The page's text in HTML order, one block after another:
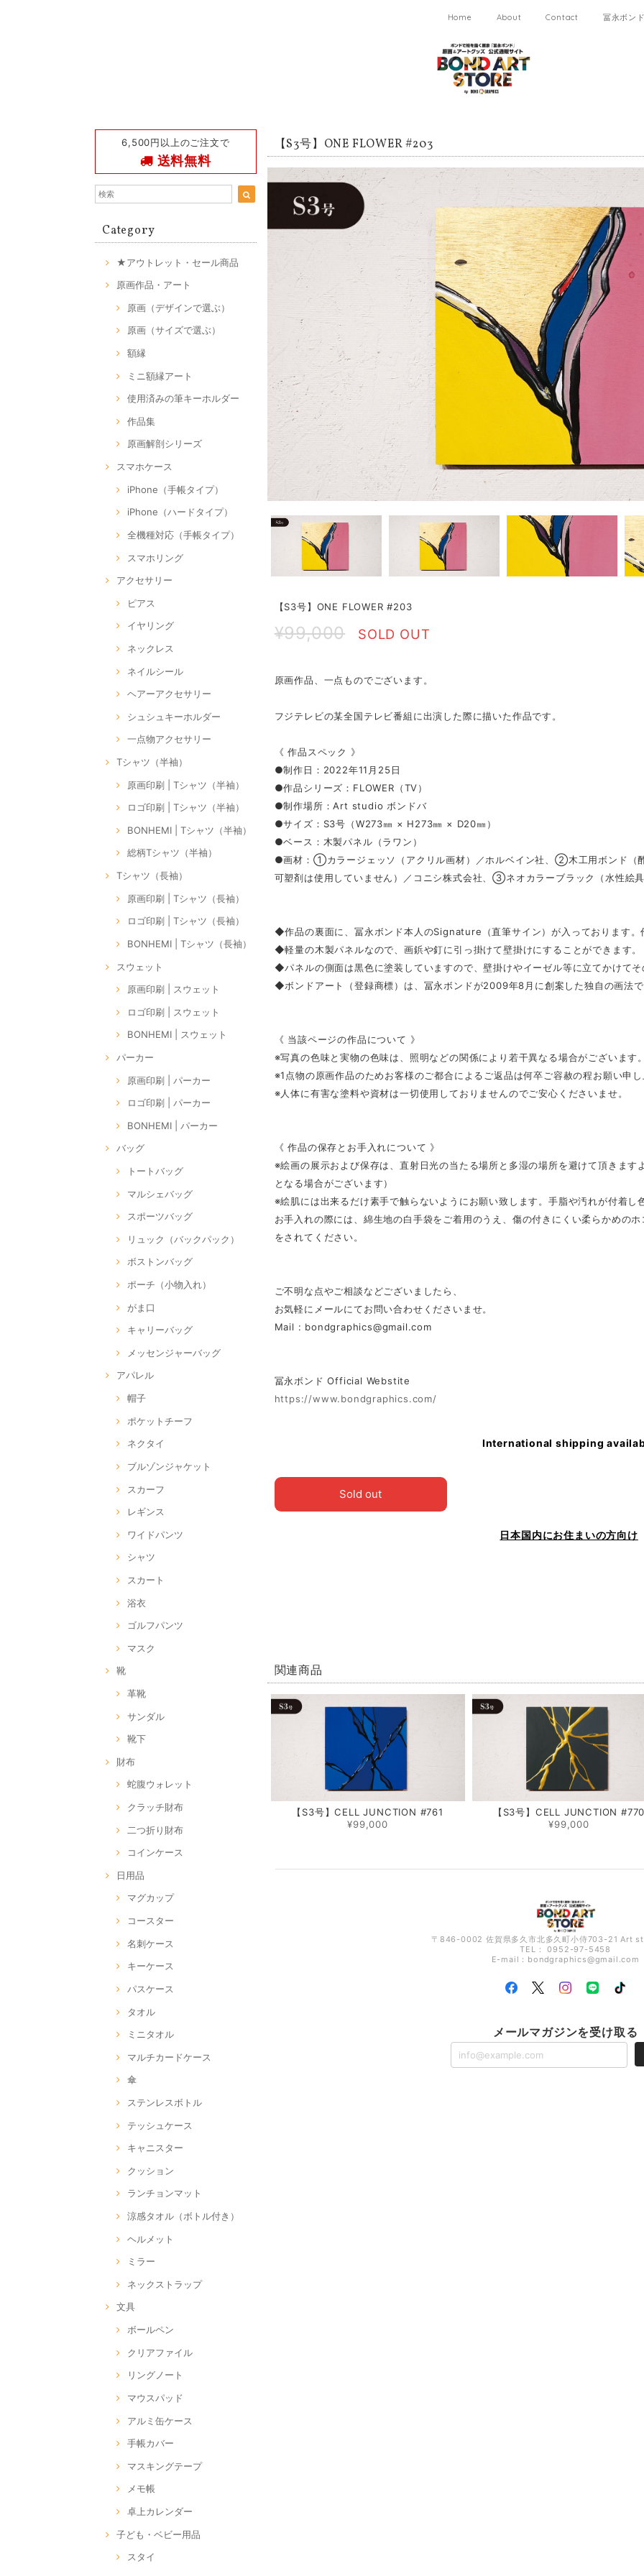
Home About Contact 冨永ボン
6,500円以上のご注文で
送料無料
Category
★アウトレット・セール商品
原画作品・アート
原画（デザインで選ぶ）
原画（サイズで選ぶ）
額縁
ミニ額縁アート
使用済みの筆キーホルダー
作品集
原画解剖シリーズ
スマホケース
iPhone（手帳タイプ）
iPhone（ハードタイプ）
全機種対応（手帳タイプ）
スマホリング
アクセサリー
ピアス
イヤリング
ネックレス
ネイルシール
ヘアーアクセサリー
シュシュキーホルダー
一点物アクセサリー
Tシャツ（半袖）
原画印刷 | Tシャツ（半袖）
ロゴ印刷 | Tシャツ（半袖）
BONHEMI | Tシャツ（半袖）
総柄Tシャツ（半袖）
Tシャツ（長袖）
原画印刷 | Tシャツ（長袖）
ロゴ印刷 | Tシャツ（長袖）
BONHEMI | Tシャツ（長袖）
スウェット
原画印刷 | スウェット
ロゴ印刷 | スウェット
BONHEMI | スウェット
パーカー
原画印刷 | パーカー
ロゴ印刷 | パーカー
BONHEMI | パーカー
バッグ
トートバッグ
マルシェバッグ
スポーツバッグ
リュック（バックパック）
ボストンバッグ
ポーチ（小物入れ）
がま口
キャリーバッグ
メッセンジャーバッグ
アパレル
帽子
ポケットチーフ
ネクタイ
ブルゾンジャケット
スカーフ
レギンス
ワイドパンツ
シャツ
スカート
浴衣
ゴルフパンツ
マスク
靴
革靴
サンダル
靴下
財布
蛇腹ウォレット
クラッチ財布
二つ折り財布
コインケース
日用品
マグカップ
コースター
名刺ケース
キーケース
パスケース
タオル
ミニタオル
マルチカードケース
傘
ステンレスボトル
テッシュケース
キャニスター
クッション
ランチョンマット
涼感タオル（ボトル付き）
ヘルメット
ミラー
ネックストラップ
文具
ボールペン
クリアファイル
リングノート
マウスパッド
アルミ缶ケース
手帳カバー
マスキングテープ
メモ帳
卓上カレンダー
子ども・ベビー用品
スタイ
【S3号】ONE FLOWER #203
【S3号】ONE FLOWER #203
¥99,000 SOLD OUT
原画作品、一点ものでございます。
フジテレビの某全国テレビ番組に出演した際に描いた作品です。
《 作品スペック 》
●制作日：2022年11月25日
●作品シリーズ：FLOWER（TV）
●制作場所：Art studio ボンドバ
●サイズ：S3号（W273㎜ × H273㎜ × D20㎜）
●ベース：木製パネル（ラワン）
●画材：①カラージェッソ（アクリル画材）／ホルベイン社、②木工用ボンド（
可塑剤は使用していません）／コニシ株式会社、③ネオカラーブラック（水性絵
◆作品の裏面に、冨永ボンド本人のSignature（直筆サイン）が入っております。
◆軽量の木製パネルなので、画鋲や釘に引っ掛けて壁掛けにすることができます。
◆パネルの側面は黒色に塗装していますので、壁掛けやイーゼル等に立てかけてそ
◆ボンドアート（登録商標）は、冨永ボンドが2009年8月に創案した独自の画法で
《 当該ページの作品について 》
※写真の色味と実物の色味は、照明などの関係により若干異なる場合がございます。
※1点物の原画作品のためお客様のご都合によるご返品は何卒ご容赦の程お願い申し
※人体に有害な塗料や資材は一切使用しておりませんのでご安心くださいませ。
《 作品の保存とお手入れについて 》
※絵画の展示および保存は、直射日光の当たる場所と多湿の場所を避けて頂きます
となる場合がございます）
※絵肌には出来るだけ素手で触らないようにお願い致します。手脂や汚れが付着し
お手入れの際には、綿生地の白手袋をご着用のうえ、傷の付きにくい柔らかめの
をされてください。
ご不明な点やご相談などございましたら、
お気軽にメールにてお問い合わせくださいませ。
Mail : bondgraphics@gmail.com
冨永ボンド Official Webstite
https://www.bondgraphics.com/
International shipping
Sold out
日本国内にお住まいの方向け
関連商品
【S3号】CELL JUNCTION #761
¥99,000
【S3号】CELL JUNCTION #770
¥99,000
〒846-0002 佐賀県多久市北多久町小侍703-21 Art
TEL： 0952-97-5458
E-mail： bondgraphics@gmail.com
メールマガジンを受け取る